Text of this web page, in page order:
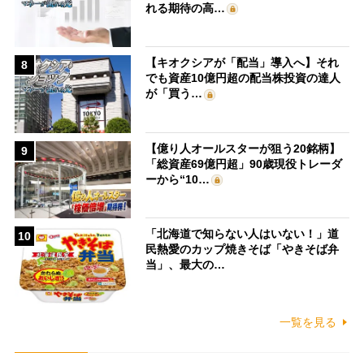
れる期待の高…
8
【キオクシアが「配当」導入へ】それ
でも資産10億円超の配当株投資の達人
が「買う…
9
【億り人オールスターが狙う20銘柄】
「総資産69億円超」90歳現役トレーダ
ーから“10…
10
「北海道で知らない人はいない！」道
民熱愛のカップ焼きそば「やきそば弁
当」、最大の…
一覧を見る